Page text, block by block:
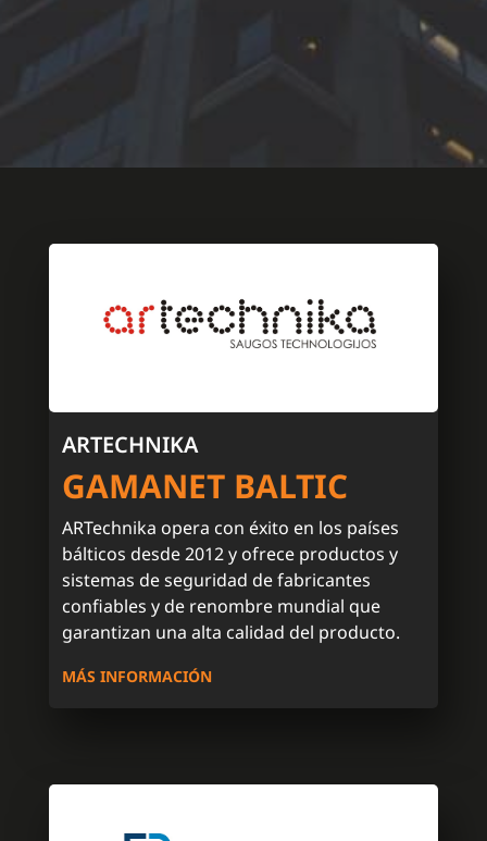
ARTECHNIKA
GAMANET BALTIC
ARTechnika opera con éxito en los países
bálticos desde 2012 y ofrece productos y
sistemas de seguridad de fabricantes
confiables y de renombre mundial que
garantizan una alta calidad del producto.
MÁS INFORMACIÓN